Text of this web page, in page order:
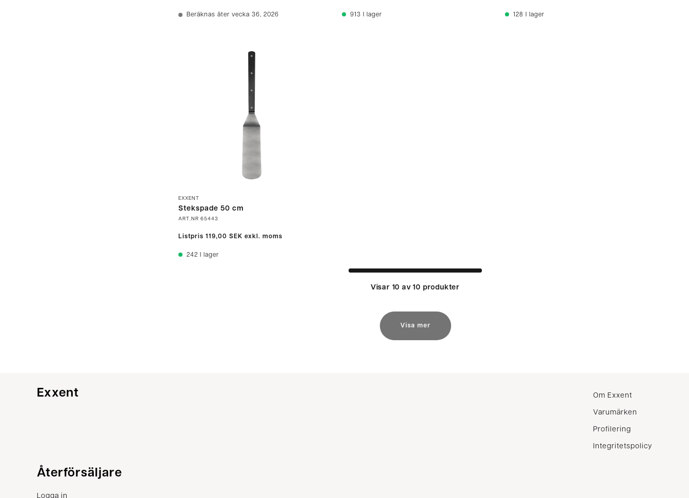
Beräknas åter vecka 36, 2026 913 I lager 128 I lager
EXXENT
Stekspade 50 cm
ART.NR 65443
Listpris 119,00 SEK exkl. moms
242 I lager
Visar 10 av 10 produkter
Visa mer
Exxent Om Exxent
Varumärken
Profilering
Integritetspolicy
Kundservice
Kontakta oss
Återförsäljare
Logga in